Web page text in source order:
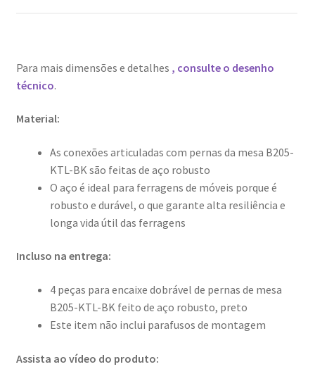
Para mais dimensões e detalhes , consulte o desenho
técnico.
Material:
As conexões articuladas com pernas da mesa B205-
KTL-BK são feitas de aço robusto
O aço é ideal para ferragens de móveis porque é
robusto e durável, o que garante alta resiliência e
longa vida útil das ferragens
Incluso na entrega:
4 peças para encaixe dobrável de pernas de mesa
B205-KTL-BK feito de aço robusto, preto
Este item não inclui parafusos de montagem
Assista ao vídeo do produto: